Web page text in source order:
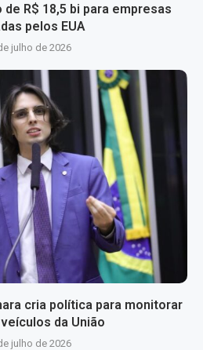
R$ 18,5 bi para empresas
pelos EUA
julho de 2026
cria política para monitorar
da União
julho de 2026